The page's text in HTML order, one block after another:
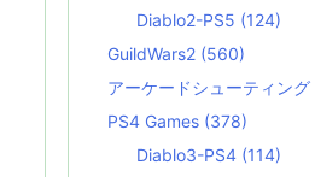
Diablo2-PS5 (124)
GuildWars2 (560)
アーケードシューティング
PS4 Games (378)
Diablo3-PS4 (114)